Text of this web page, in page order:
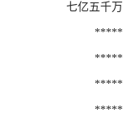
七亿五千万
*****
*****
*****
*****